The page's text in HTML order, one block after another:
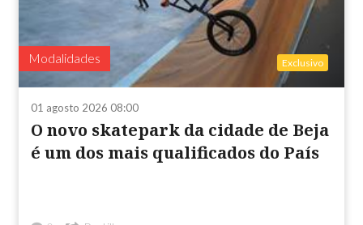
Modalidades Exclusivo
01 agosto 2026 08:00
O novo skatepark da cidade de Beja
é um dos mais qualificados do País